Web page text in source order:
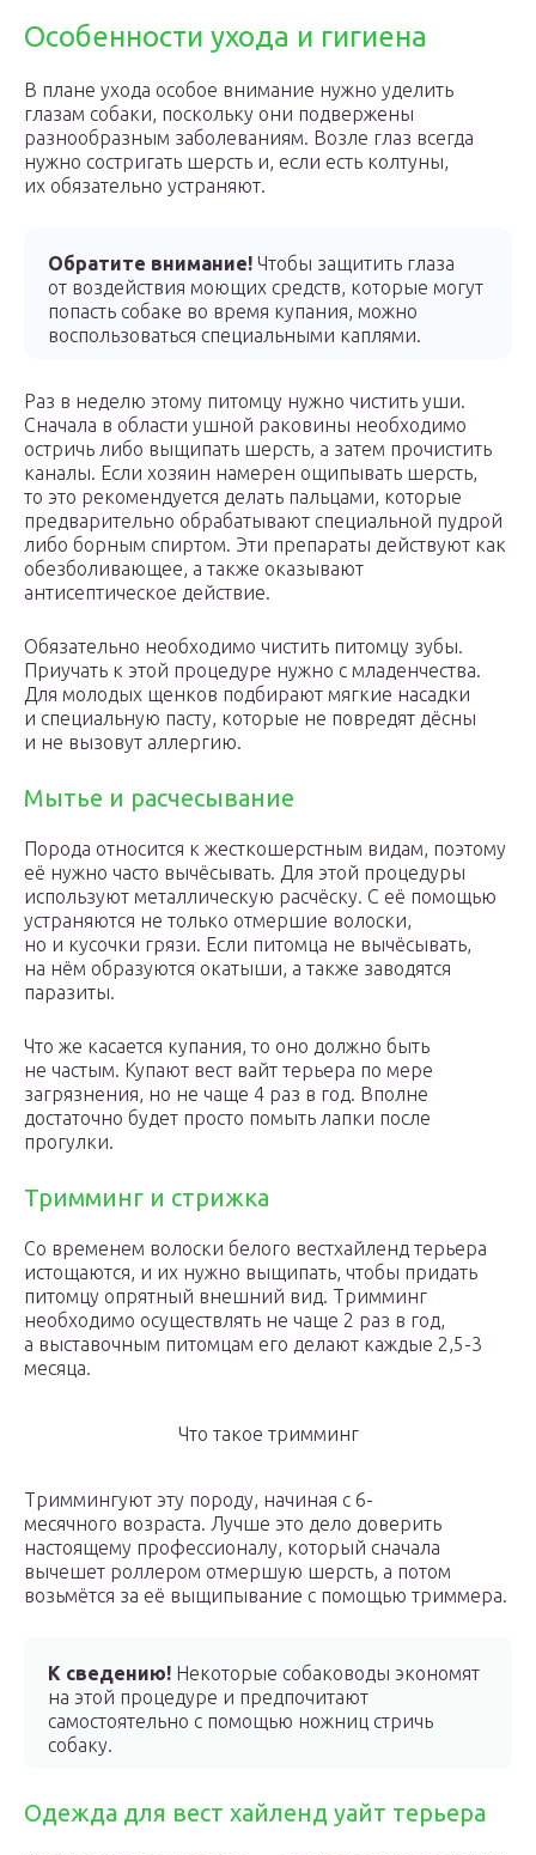
Особенности ухода и гигиена
В плане ухода особое внимание нужно уделить
глазам собаки, поскольку они подвержены
разнообразным заболеваниям. Возле глаз всегда
нужно состригать шерсть и, если есть колтуны,
их обязательно устраняют.
Обратите внимание! Чтобы защитить глаза
от воздействия моющих средств, которые могут
попасть собаке во время купания, можно
воспользоваться специальными каплями.
Раз в неделю этому питомцу нужно чистить уши.
Сначала в области ушной раковины необходимо
остричь либо выщипать шерсть, а затем прочистить
каналы. Если хозяин намерен ощипывать шерсть,
то это рекомендуется делать пальцами, которые
предварительно обрабатывают специальной пудрой
либо борным спиртом. Эти препараты действуют как
обезболивающее, а также оказывают
антисептическое действие.
Обязательно необходимо чистить питомцу зубы.
Приучать к этой процедуре нужно с младенчества.
Для молодых щенков подбирают мягкие насадки
и специальную пасту, которые не повредят дёсны
и не вызовут аллергию.
Мытье и расчесывание
Порода относится к жесткошерстным видам, поэтому
её нужно часто вычёсывать. Для этой процедуры
используют металлическую расчёску. С её помощью
устраняются не только отмершие волоски,
но и кусочки грязи. Если питомца не вычёсывать,
на нём образуются окатыши, а также заводятся
паразиты.
Что же касается купания, то оно должно быть
не частым. Купают вест вайт терьера по мере
загрязнения, но не чаще 4 раз в год. Вполне
достаточно будет просто помыть лапки после
прогулки.
Тримминг и стрижка
Со временем волоски белого вестхайленд терьера
истощаются, и их нужно выщипать, чтобы придать
питомцу опрятный внешний вид. Тримминг
необходимо осуществлять не чаще 2 раз в год,
а выставочным питомцам его делают каждые 2,5-3
месяца.
Что такое тримминг
Триммингуют эту породу, начиная с 6-
месячного возраста. Лучше это дело доверить
настоящему профессионалу, который сначала
вычешет роллером отмершую шерсть, а потом
возьмётся за её выщипывание с помощью триммера.
К сведению! Некоторые собаководы экономят
на этой процедуре и предпочитают
самостоятельно с помощью ножниц стричь
собаку.
Одежда для вест хайленд уайт терьера